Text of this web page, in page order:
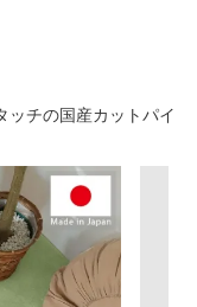
ッチの国産カットパイ